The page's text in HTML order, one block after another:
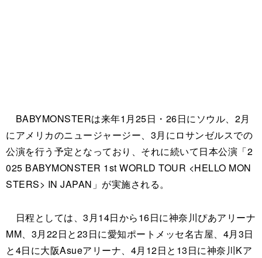
BABYMONSTERは来年1月25日・26日にソウル、2月
にアメリカのニュージャージー、3月にロサンゼルスでの
公演を行う予定となっており、それに続いて日本公演「2
025 BABYMONSTER 1st WORLD TOUR <HELLO MON
STERS> IN JAPAN」が実施される。
日程としては、3月14日から16日に神奈川ぴあアリーナ
MM、3月22日と23日に愛知ポートメッセ名古屋、4月3日
と4日に大阪Asueアリーナ、4月12日と13日に神奈川Kア